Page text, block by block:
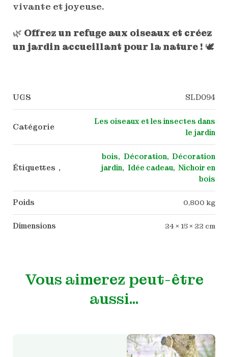
vivante et joyeuse.
🌿 Offrez un refuge aux oiseaux et créez
un jardin accueillant pour la nature ! 🕊
UGS SLD094
Catégorie
Les oiseaux et les insectes dans
le jardin
Étiquettes ,
bois Décoration Décoration
jardin
Idée cadeau Nichoir en
bois
Poids 0,800 kg
Dimensions 24 × 15 × 22 cm
Vous aimerez peut-être
aussi…